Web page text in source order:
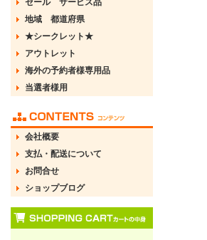
セール サービス品
地域 都道府県
★シークレット★
アウトレット
海外の予約者様専用品
当選者様用
会社概要
支払・配送について
お問合せ
ショップブログ